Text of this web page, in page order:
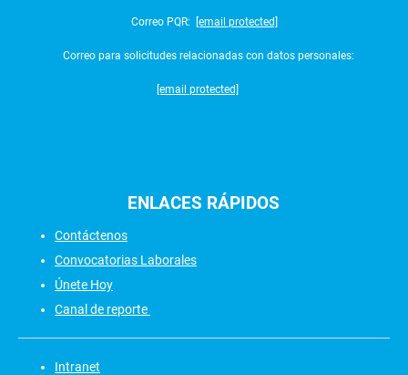
Correo PQR: [email protected]
Correo para solicitudes relacionadas con datos personales:
[email protected]
ENLACES RÁPIDOS
Contáctenos
Convocatorias Laborales
Únete Hoy
Canal de reporte
Intranet